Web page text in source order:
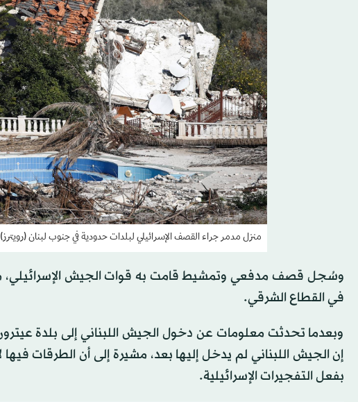
منزل مدمر جراء القصف الإسرائيلي لبلدات حدودية في جنوب لبنان (رويترز)
وسُجل قصف مدفعي وتمشيط قامت به قوات الجيش الإسرائيلي،
في القطاع الشرقي.
وبعدما تحدثت معلومات عن دخول الجيش اللبناني إلى بلدة
إن الجيش اللبناني لم يدخل إليها بعد، مشيرة إلى أن الطرقات فيها
بفعل التفجيرات الإسرائيلية.